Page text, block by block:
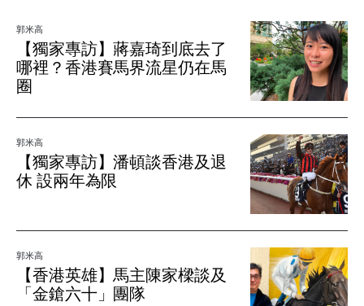
郭米高
【獨家專訪】蔣嘉琦到底去了
哪裡？香港賽馬界流星仍在馬
圈
郭米高
【獨家專訪】潘頓談香港及退
休 設兩年為限
郭米高
【香港英雄】馬主陳家樑談及
「金鎗六十」團隊